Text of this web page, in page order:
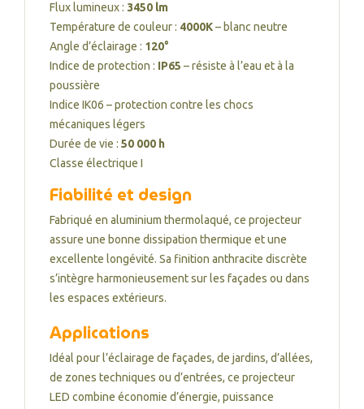
Flux lumineux : 3450 lm
Température de couleur : 4000K– blanc neutre
Angle d’éclairage : 120°
Indice de protection : IP65 – résiste à l’eau et à la
poussière
Indice IK06 – protection contre les chocs
mécaniques légers
Durée de vie : 50 000 h
Classe électrique I
Fiabilité et design
Fabriqué en aluminium thermolaqué, ce projecteur
assure une bonne dissipation thermique et une
excellente longévité. Sa finition anthracite discrète
s’intègre harmonieusement sur les façades ou dans
les espaces extérieurs.
Applications
Idéal pour l’éclairage de façades, de jardins, d’allées,
de zones techniques ou d’entrées, ce projecteur
LED combine économie d’énergie, puissance